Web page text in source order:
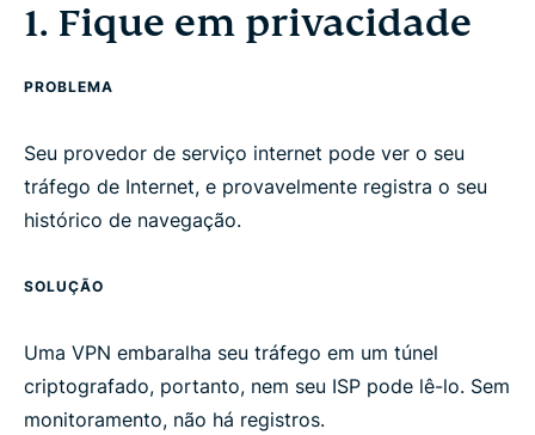
3. Economize
5. Estenda a sua cobertura
escolher a ExpressVPN
1. Fique em privacidade
PROBLEMA
Seu provedor de serviço internet pode ver o seu
tráfego de Internet, e provavelmente registra o seu
histórico de navegação.
SOLUÇÃO
Uma VPN embaralha seu tráfego em um túnel
criptografado, portanto, nem seu ISP pode lê-lo. Sem
monitoramento, não há registros.